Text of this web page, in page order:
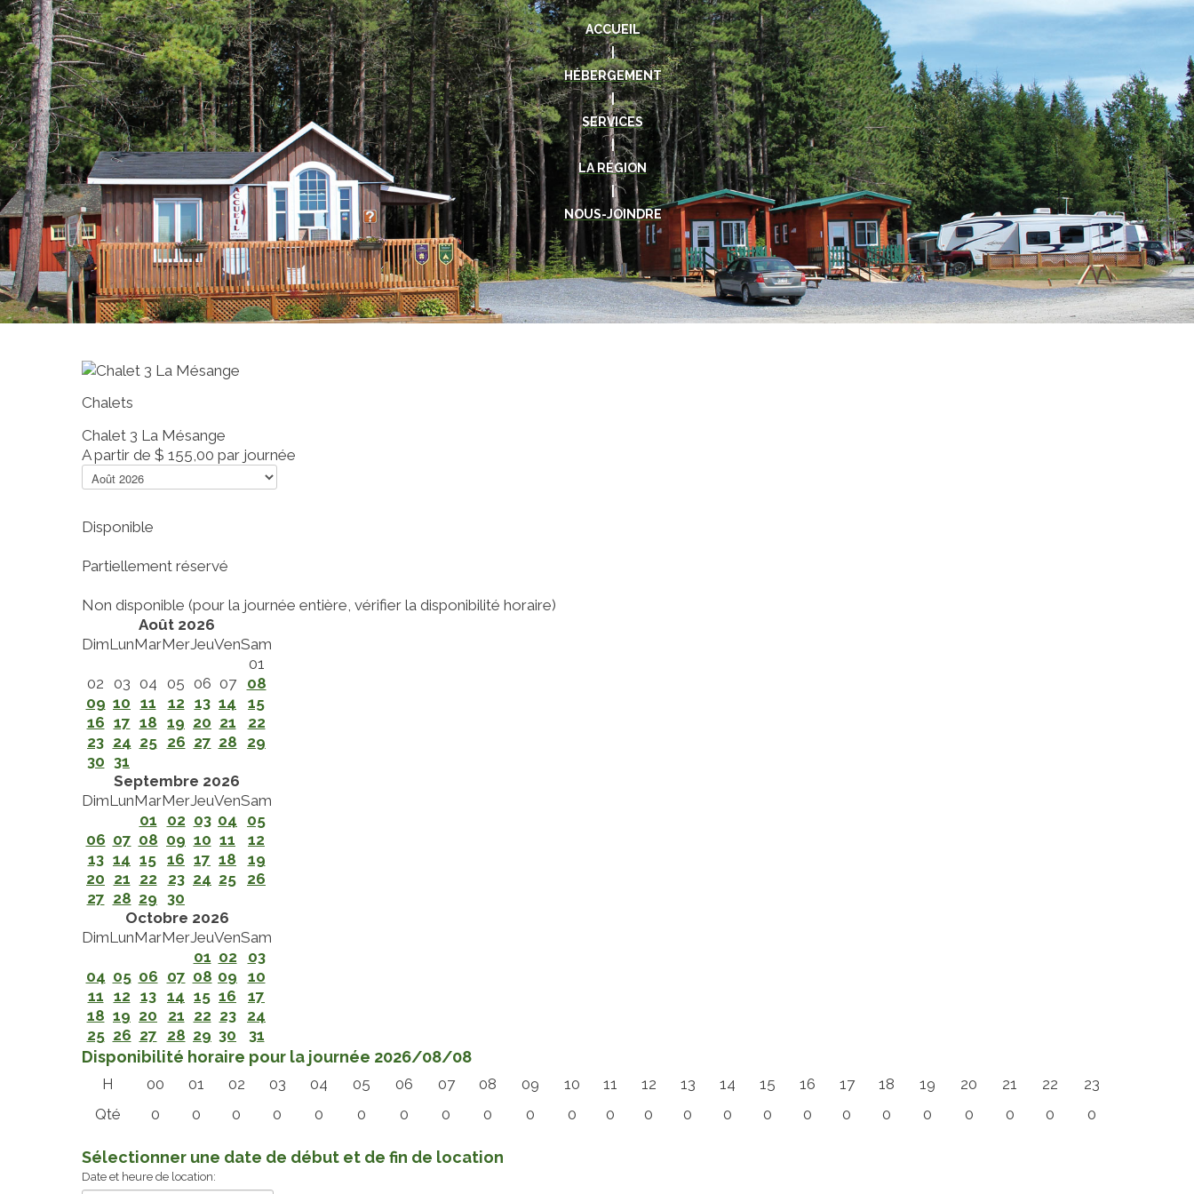
ACCUEIL
|
HÉBERGEMENT
|
SERVICES
|
LA RÉGION
|
NOUS-JOINDRE
Chalets
Chalet 3 La Mésange
A partir de $ 155,00 par journée
Disponible
Partiellement réservé
Non disponible (pour la journée entière, vérifier la disponibilité horaire)
Août 2026
DimLunMarMerJeuVenSam
01
02 03 04 05 06 07
08
09 10 11 12 13 14
15
16 17 18 19 20 21
22
23 24 25 26 27 28
29
30 31
Septembre 2026
DimLunMarMerJeuVenSam
01
02 03 04
05
06 07 08 09 10 11
12
13 14 15 16 17 18
19
20 21 22 23 24 25
26
27 28 29 30
Octobre 2026
DimLunMarMerJeuVenSam
01 02
03
04 05 06 07 08 09
10
11 12 13 14 15 16
17
18 19 20 21 22 23
24
25 26 27 28 29 30 31
Disponibilité horaire pour la journée 2026/08/08
H 00 01 02 03 04 05 06 07 08 09 10 11 12 13 14 15 16 17 18 19 20 21 22
23
Qté
0 0 0 0 0 0 0 0 0 0 0 0 0 0 0 0 0 0 0 0 0 0 0 0
Sélectionner une date de début et de fin de location
Date et heure de location: